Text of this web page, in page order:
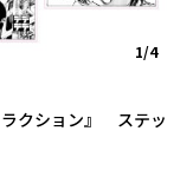
ラクション』 ステッ
1/4